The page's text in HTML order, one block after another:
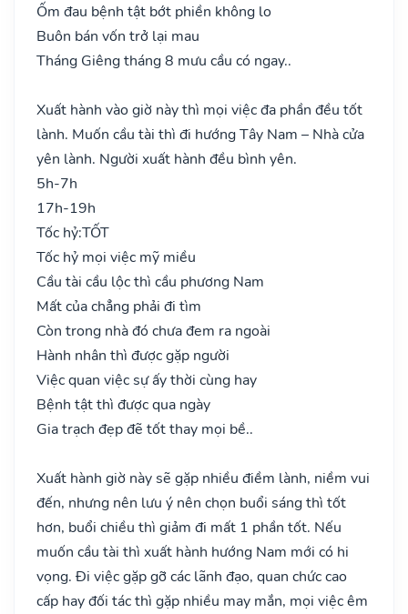
Ốm đau bệnh tật bớt phiền không lo
Buôn bán vốn trở lại mau
Tháng Giêng tháng 8 mưu cầu có ngay..
Xuất hành vào giờ này thì mọi việc đa phần đều tốt
lành. Muốn cầu tài thì đi hướng Tây Nam – Nhà cửa
yên lành. Người xuất hành đều bình yên.
5h-7h
17h-19h
Tốc hỷ:TỐT
Tốc hỷ mọi việc mỹ miều
Cầu tài cầu lộc thì cầu phương Nam
Mất của chẳng phải đi tìm
Còn trong nhà đó chưa đem ra ngoài
Hành nhân thì được gặp người
Việc quan việc sự ấy thời cùng hay
Bệnh tật thì được qua ngày
Gia trạch đẹp đẽ tốt thay mọi bề..
Xuất hành giờ này sẽ gặp nhiều điềm lành, niềm vui
đến, nhưng nên lưu ý nên chọn buổi sáng thì tốt
hơn, buổi chiều thì giảm đi mất 1 phần tốt. Nếu
muốn cầu tài thì xuất hành hướng Nam mới có hi
vọng. Đi việc gặp gỡ các lãnh đạo, quan chức cao
cấp hay đối tác thì gặp nhiều may mắn, mọi việc êm